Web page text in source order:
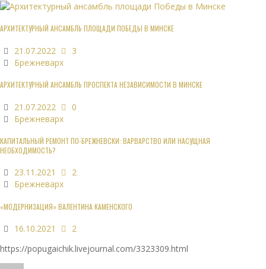
АРХИТЕКТУРНЫЙ АНСАМБЛЬ ПЛОЩАДИ ПОБЕДЫ В МИНСКЕ
21.07.2022
3
Брежневарх
АРХИТЕКТУРНЫЙ АНСАМБЛЬ ПРОСПЕКТА НЕЗАВИСИМОСТИ В МИНСКЕ
21.07.2022
0
Брежневарх
КАПИТАЛЬНЫЙ РЕМОНТ ПО-БРЕЖНЕВСКИ: ВАРВАРСТВО ИЛИ НАСУЩНАЯ
НЕОБХОДИМОСТЬ?
23.11.2021
2
Брежневарх
«МОДЕРНИЗАЦИЯ» ВАЛЕНТИНА КАМЕНСКОГО
16.10.2021
2
https://popugaichik.livejournal.com/3323309.html